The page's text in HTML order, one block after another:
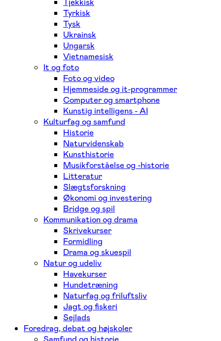
Tyrkisk
Tysk
Ukrainsk
Ungarsk
Vietnamesisk
It og foto
Foto og video
Hjemmeside og it-programmer
Computer og smartphone
Kunstig intelligens - AI
Kulturfag og samfund
Historie
Naturvidenskab
Kunsthistorie
Musikforståelse og -historie
Litteratur
Slægtsforskning
Økonomi og investering
Bridge og spil
Kommunikation og drama
Skrivekurser
Formidling
Drama og skuespil
Natur og udeliv
Havekurser
Hundetræning
Naturfag og friluftsliv
Jagt og fiskeri
Sejlads
Foredrag, debat og højskoler